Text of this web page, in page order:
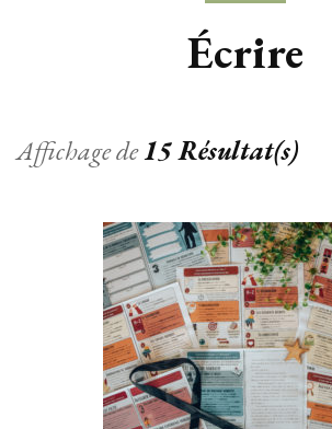
Écrire
Affichage de15 Résultat(s)